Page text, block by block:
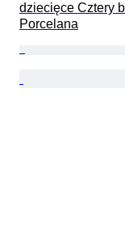
dziecięce Cztery
Porcelana